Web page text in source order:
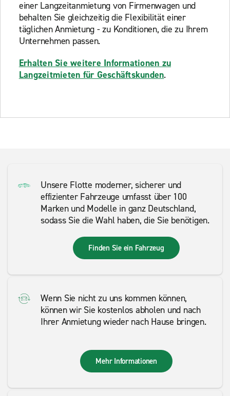
einer Langzeitanmietung von Firmenwagen und
behalten Sie gleichzeitig die Flexibilität einer
täglichen Anmietung - zu Konditionen, die zu Ihrem
Unternehmen passen.
Erhalten Sie weitere Informationen zu
Langzeitmieten für Geschäftskunden.
Unsere Flotte moderner, sicherer und
effizienter Fahrzeuge umfasst über 100
Marken und Modelle in ganz Deutschland,
sodass Sie die Wahl haben, die Sie benötigen.
Finden Sie ein Fahrzeug
Wenn Sie nicht zu uns kommen können,
können wir Sie kostenlos abholen und nach
Ihrer Anmietung wieder nach Hause bringen.
Mehr Informationen